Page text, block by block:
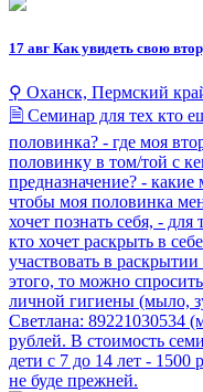
17 авг Как увидеть свою
⚲ Оханск, Пермский
🗎 Семинар для тех кто
половинка? - где моя
половинку в том/той с
предназначение? -
чтобы моя половинка
хочет познать себя, -
кто хочет раскрыть в
участвовать в
этого, то можно
личной гигиены (мыло,
Светлана: 89221030534
рублей. В стоимость
дети с 7 до 14 лет - 1500
не буде прежней.